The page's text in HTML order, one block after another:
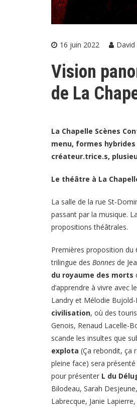
16 juin 2022
Vision
de La
La Chapelle Scènes
menu, formes
créateur.trice.s,
Le théâtre à La
La salle de la rue St-
passant par la musique.
propositions théâtrales.
Premières proposition du
trilingue des Bonnes de
du royaume des morts
d’apprendre à vivre avec
Landry et Mélodie
civilisation, où des
Genois, Renaud Lacelle-
scande les insultes que
explota (Ça rebondit, ça
pleine face) sera
pour présenter L du
Bilodeau, Sarah
Labrecque, Janie